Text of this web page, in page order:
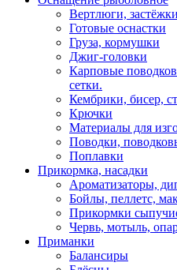
Вертлюги,
Готовые оснастки
Груза, кормушки
Джиг-головки
Карповые
сетки.
Кембрики, бисер,
Крючки
Материалы для
Поводки,
Поплавки
Прикормка, насадки
Ароматизаторы,
Бойлы, пеллетс,
Прикормки
Червь, мотыль,
Приманки
Балансиры